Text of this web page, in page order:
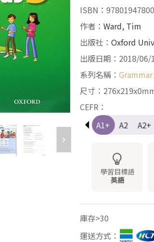
ISBN：
作者：Ward, Tim
出版社：Oxford
出版日期：2018/06/
系列名稱：
尺寸：
CEFR：
Pre-A1
A1 A1+ A2 A2+
學習目標語
英語
庫存>30
運送方式：